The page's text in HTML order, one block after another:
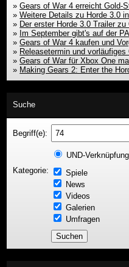
»Gears of War 4 erreicht Gold-
»Weitere Details zu Horde 3.0
» Der erster Horde 3.0 Trailer
» Im September gibt's auf der
»Gears of War 4 kaufen und
» Releasetermin und
»Gears of War für Xbox One
» Making Gears 2: Enter the
Suche
Begriff(e):
UND-Verknüpfung
Kategorie:
Spiele
News
Videos
Galerien
Umfragen